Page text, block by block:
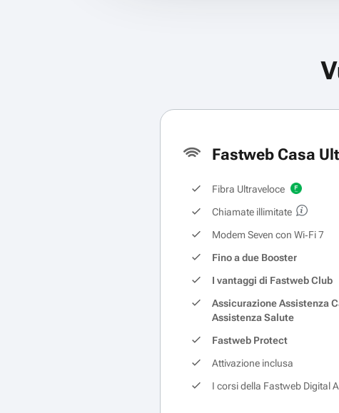
Fastweb Casa
Fibra Ultraveloce
Chiamate illimitate
Modem Seven con Wi‑Fi 7
Fino a due Booster
I vantaggi di Fastweb Club
Assicurazione Assistenza
Assistenza Salute
Fastweb Protect
Attivazione inclusa
I corsi della Fastweb Digital